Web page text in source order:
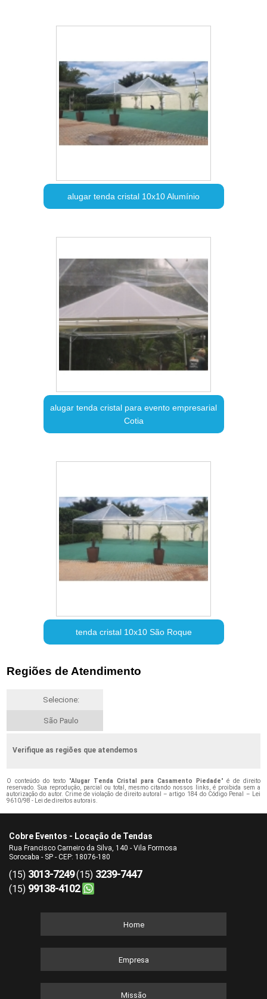
alugar tenda cristal 10x10 Alumínio
alugar tenda cristal para evento empresarial
Cotia
tenda cristal 10x10 São Roque
Regiões de Atendimento
Selecione:
São Paulo
Verifique as regiões que atendemos
O conteúdo do texto "Alugar Tenda Cristal para Casamento Piedade" é de direito
reservado. Sua reprodução, parcial ou total, mesmo citando nossos links, é proibida sem a
autorização do autor. Crime de violação de direito autoral – artigo 184 do Código Penal – Lei
9610/98 - Lei de direitos autorais.
Cobre Eventos - Locação de Tendas
Rua Francisco Carneiro da Silva, 140 - Vila Formosa
Sorocaba - SP - CEP: 18076-180
(15) 3013-7249(15) 3239-7447
(15) 99138-4102
Home
Empresa
Missão